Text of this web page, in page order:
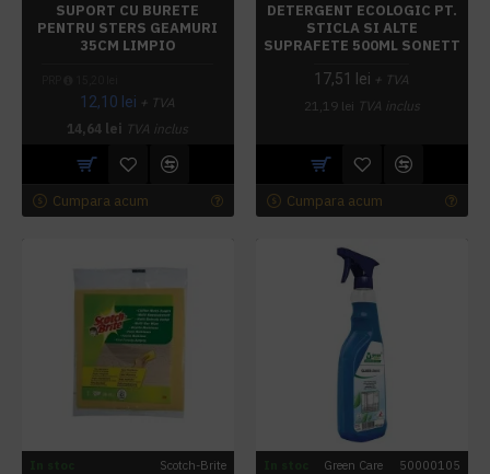
SUPORT CU BURETE
PENTRU STERS GEAMURI
35CM LIMPIO
12,10 lei + TVA
14,64 lei TVA inclus
Cumpara acum
DETERGENT ECOLOGIC PT.
STICLA SI ALTE
SUPRAFETE 500ML SONETT
17,51 lei + TVA
21,19 lei TVA inclus
Cumpara acum
Scotch-Brite
Green Care 50000105